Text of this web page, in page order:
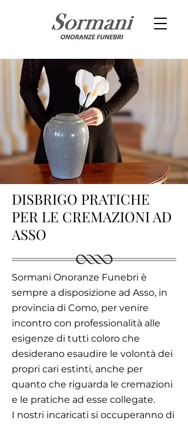
DISBRIGO PRATICHE
PER LE CREMAZIONI AD
ASSO
Sormani Onoranze Funebri è
sempre a disposizione ad Asso, in
provincia di Como, per venire
incontro con professionalità alle
esigenze di tutti coloro che
desiderano esaudire le volontà dei
propri cari estinti, anche per
quanto che riguarda le cremazioni
e le pratiche ad esse collegate.
I nostri incaricati si occuperanno di